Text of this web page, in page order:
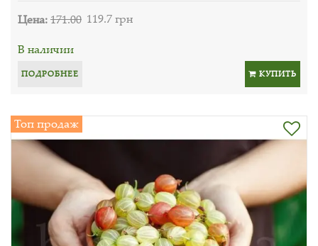
Цена:171.00 119.7 грн
В наличии
ПОДРОБНЕЕ КУПИТЬ
Топ продаж